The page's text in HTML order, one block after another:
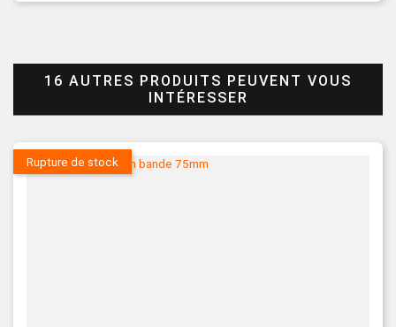
16 AUTRES PRODUITS PEUVENT VOUS
INTÉRESSER
Rupture de stock